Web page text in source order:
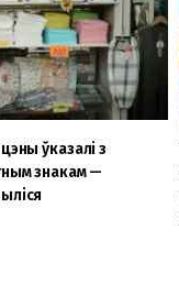
ўказалі з
знакам —